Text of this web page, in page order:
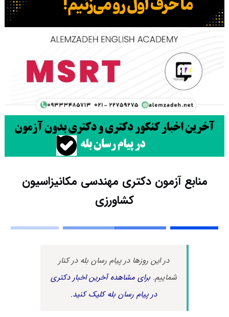
منابع آزمون دکتری مهندسی مکانیزاسیون
کشاورزی
در این روزها در پیام رسان بله در کنار
شماییم.برای مشاهده آخرین اخبار دکتری
در پیام رسان بله کلیک کنید.